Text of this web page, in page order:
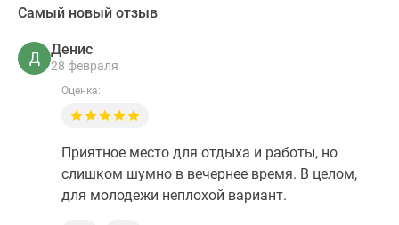
Самый новый отзыв
Д
Денис
28 февраля
Оценка:
Приятное место для отдыха и работы, но
слишком шумно в вечернее время. В целом,
для молодежи неплохой вариант.